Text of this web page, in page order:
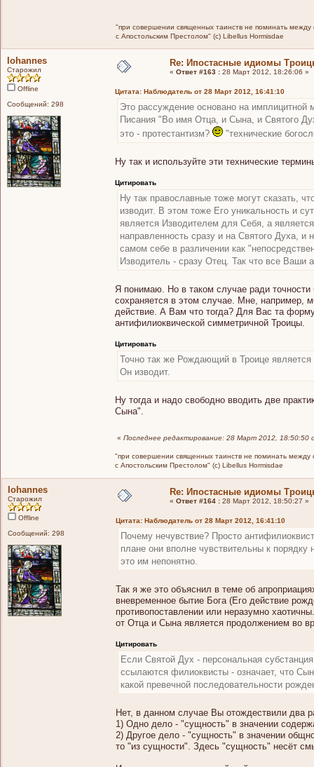
"при совершении священных таинств не поминать между
с Апостольским Престолом" (c) Libellus Hormisdae
Iohannes
Старожил
Offline
Сообщений: 298
Re: Ипостасные идиомы
« Ответ #163 : 28 Март 2012, 18:26:06 »
Цитата: Наблюдатель от 28 Март 2012, 16:41:10
Это рассуждение основано на
Писания "Во имя Отца, и Сына, и Святого
это - протестантизм?
"технические
Ну так и используйте эти технические
Цитировать
Ну так православные тоже могут сказать,
изводит. В этом тоже Его уникальность и
является Изводителем для Себя, а
направленность сразу и на Святого Духа,
самом себе в различении как
Изводитель - сразу Отец. Так что все Ваши
Я понимаю. Но в таком случае ради
сохраняется в этом случае. Мне, например,
действие. А Вам что тогда? Для Вас та
антифилиоквической симметричной Троицы.
Цитировать
Точно так же Рождающий в Троице
Он изводит.
Ну тогда и надо свободно вводить две
Сына".
« Последнее редактирование: 28 Март 2012, 18:50:50
"при совершении священных таинств не поминать между
с Апостольским Престолом" (c) Libellus Hormisdae
Iohannes
Старожил
Offline
Сообщений: 298
Re: Ипостасные идиомы
« Ответ #164 : 28 Март 2012, 18:50:27 »
Цитата: Наблюдатель от 28 Март 2012, 16:41:10
Почему нечувствие? Просто
плане они вполне чувствительны к
это им непонятно.
Так я же это объяснил в теме об
вневременное бытие Бога (Его действие
противопоставлении или неразумно
от Отца и Сына является продолжением во
Цитировать
Если Святой Дух - персональная
ссылаются филиоквисты - означает, что
какой превечной последовательности
Нет, в данном случае Вы отождествили два
1) Одно дело - "сущность" в значении
2) Другое дело - "сущность" в значении
то "из сущности". Здесь "сущность" несёт